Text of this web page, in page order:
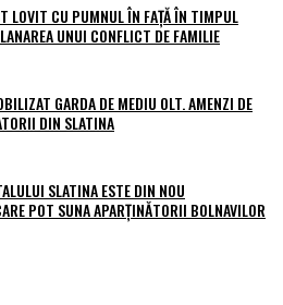
LOVIT CU PUMNUL ÎN FAȚĂ ÎN TIMPUL
UNUI CONFLICT DE FAMILIE
GARDA DE MEDIU OLT. AMENZI DE
DIN SLATINA
SLATINA ESTE DIN NOU
POT SUNA APARȚINĂTORII BOLNAVILOR